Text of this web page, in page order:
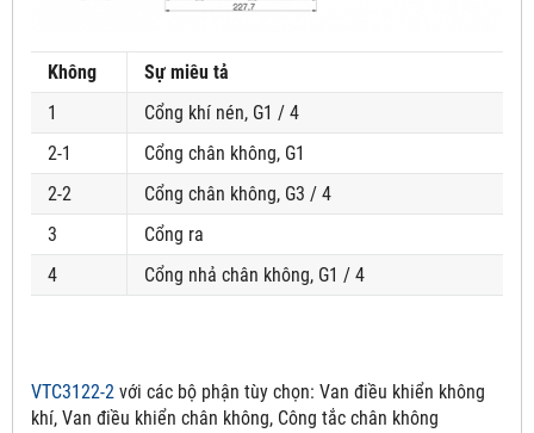
Không
Sự miêu tả
1
Cổng khí nén, G1 / 4
2-1
Cổng chân không, G1
2-2
Cổng chân không, G3 / 4
3
Cổng ra
4
Cổng nhả chân không, G1 / 4
VTC3122-2 với các bộ phận tùy chọn: Van điều khiển không
khí, Van điều khiển chân không, Công tắc chân không